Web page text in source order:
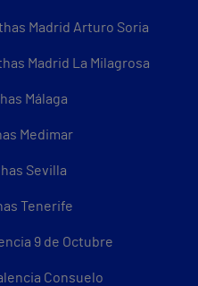
Madrid Arturo Soria
Madrid La Milagrosa
Málaga
Medimar
Sevilla
Tenerife
9 de Octubre
Consuelo